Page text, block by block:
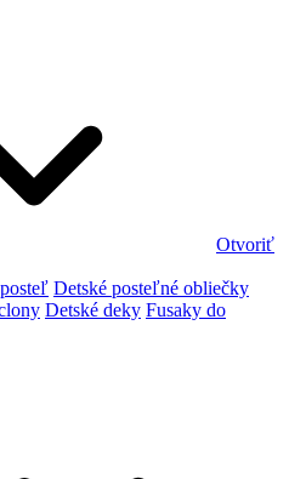
Otvoriť
Detské posteľné obliečky
Detské deky Fusaky do